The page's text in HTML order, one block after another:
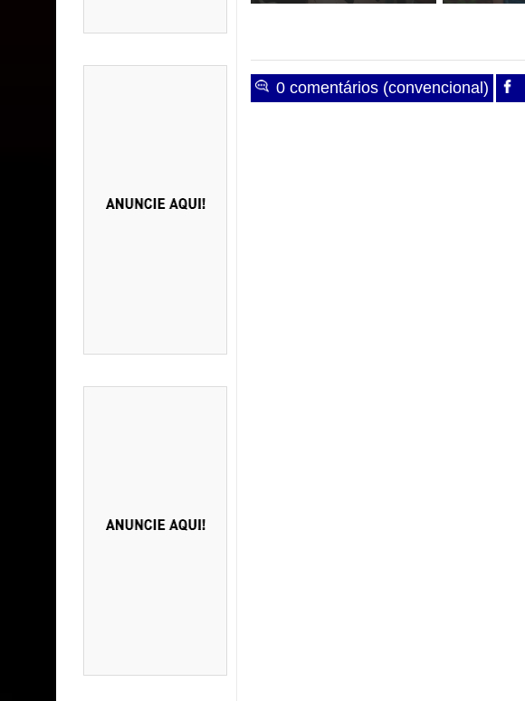
0 comentários (convencional)